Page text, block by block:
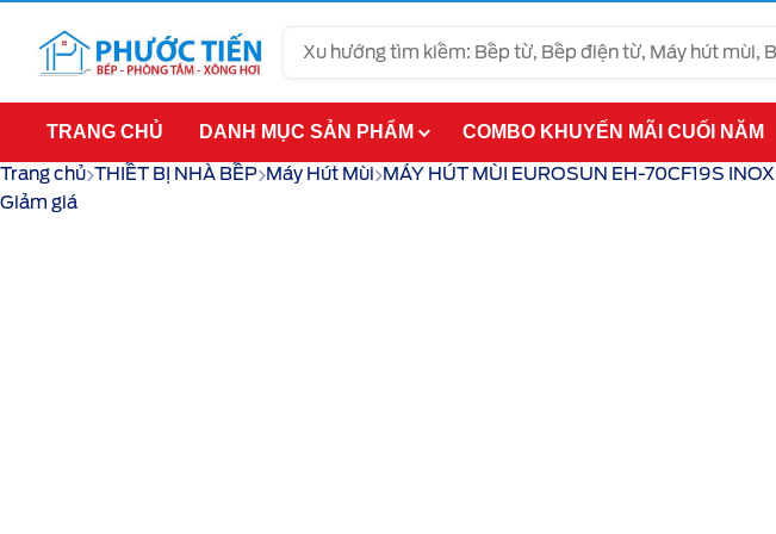
Tìm
TRANG CHỦ DANH MỤC SẢN PHẨM COMBO KHUYẾN MÃI CUỐI NĂM
Trang chủ THIẾT BỊ NHÀ BẾP Máy Hút Mùi MÁY HÚT MÙI EUROSUN EH-70CF19S INOX
Giảm giá